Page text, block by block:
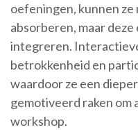
oefeningen, kunnen
absorberen, maar
integreren.
betrokkenheid en
waardoor ze een
gemotiveerd raken om
workshop.